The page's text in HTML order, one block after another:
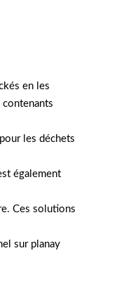
en les
les déchets
également
Ces solutions
sur planay